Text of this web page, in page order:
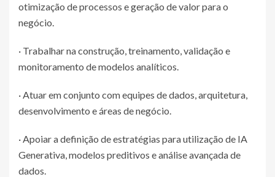
otimização de processos e geração de valor para o
negócio.
· Trabalhar na construção, treinamento, validação e
monitoramento de modelos analíticos.
· Atuar em conjunto com equipes de dados, arquitetura,
desenvolvimento e áreas de negócio.
· Apoiar a definição de estratégias para utilização de IA
Generativa, modelos preditivos e análise avançada de
dados.